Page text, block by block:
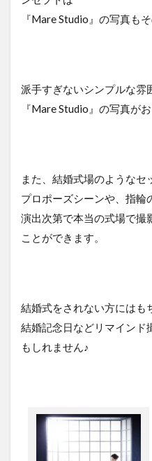
『Mare Studio』の写真も
派手すぎないシンプルな雰
『Mare Studio』の写真が
また、結婚式場のようなセ
プロポーズシーンや、指輪
演出次第で本当の式場で撮
ことができます。
結婚式をされない方にはも
結婚記念日などリマインド
もしれません♪